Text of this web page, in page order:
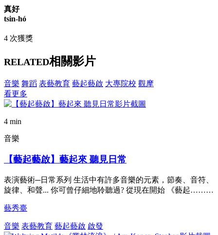
真好
tsin-hó
4 次獲獎
RELATED相關影片
音樂 舞蹈 表藝教育 藝起藝啟 大專院校 觀摩
看更多
4 min
音樂
【藝起藝啟】藝起來 聽見日常
表演藝術─日常系列 生活中有許多音樂的元素，節奏、音符、
旋律、和聲... 你可曾仔細地聆聽過? 從現在開始 《藝起………
藝秀臺
音樂 表藝教育 藝起藝啟 啟發